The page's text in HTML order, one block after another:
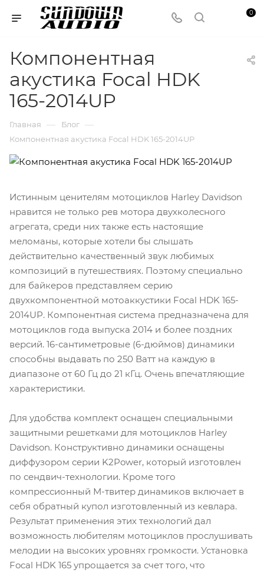
0
Компонентная
акустика Focal HDK
165-2014UP
Главная — Блог —
Компонентная акустика Focal HDK 165-2014UP
Истинным ценителям мотоциклов Harley Davidson
нравится не только рев мотора двухколесного
агрегата, среди них также есть настоящие
меломаны, которые хотели бы слышать
действительно качественный звук любимых
композиций в путешествиях. Поэтому специально
для байкеров представляем серию
двухкомпонентной мотоаккустики Focal HDK 165-
2014UP. Компонентная система предназначена для
мотоциклов года выпуска 2014 и более поздних
версий. 16-сантиметровые (6-дюймов) динамики
способны выдавать по 250 Ватт на каждую в
диапазоне от 60 Гц до 21 кГц. Очень впечатляющие
характеристики.
Для удобства комплект оснащен специальными
защитными решетками для мотоциклов Harley
Davidson. Конструктивно динамики оснащены
диффузором серии K2Power, который изготовлен
по сендвич-технологии. Кроме того
компрессионный М-твитер динамиков включает в
себя обратный купол изготовленный из кевлара.
Результат применения этих технологий дал
возможность любителям мотоциклов прослушивать
мелодии на высоких уровнях громкости. Установка
Focal HDK 165 упрощается за счет того, что